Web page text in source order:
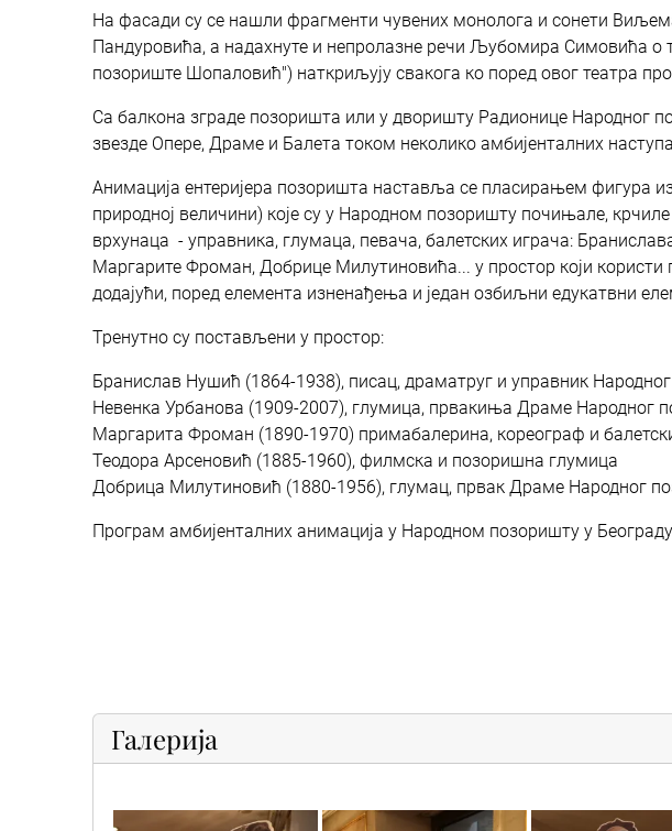
На фасади су се нашли фрагменти чувених монолога и сонети
Пандуровића, а надахнуте и непролазне речи Љубомира Симовића о
позориште Шопаловић") наткриљују свакога ко поред овог театра
Са балкона зграде позоришта или у дворишту Радионице Народног
звезде Опере, Драме и Балета током неколико амбијенталних
Анимација ентеријера позоришта наставља се пласирањем фигура
природној величини) које су у Народном позоришту почињале,
врхунаца - управника, глумаца, певача, балетских играча:
Маргарите Фроман, Добрице Милутиновића... у простор који користи
додајући, поред елемента изненађења и један озбиљни едукатвни
Тренутно су постављени у простор:
Бранислав Нушић (1864-1938), писац, драматруг и управник
Невенка Урбанова (1909-2007), глумица, првакиња Драме Народног
Маргарита Фроман (1890-1970) примабалерина, кореограф и
Теодора Арсеновић (1885-1960), филмска и позоришна глумица
Добрица Милутиновић (1880-1956), глумац, првак Драме Народног
Програм амбијенталних анимација у Народном позоришту у Београду
Галерија